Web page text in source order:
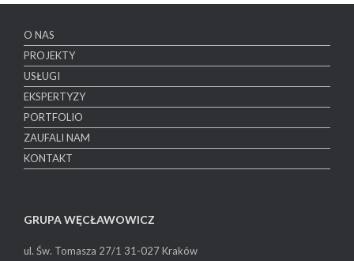
O NAS
PROJEKTY
USŁUGI
EKSPERTYZY
PORTFOLIO
ZAUFALI NAM
KONTAKT
GRUPA WĘCŁAWOWICZ
ul. Św. Tomasza 27/1 31-027 Kraków